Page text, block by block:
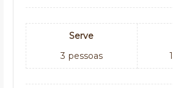
Serve
3 pessoas